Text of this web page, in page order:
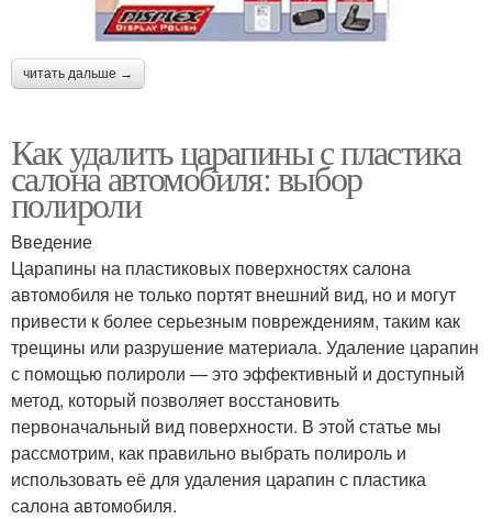
читать дальше →
Как удалить царапины с пластика
салона автомобиля: выбор
полироли
Введение
Царапины на пластиковых поверхностях салона
автомобиля не только портят внешний вид, но и могут
привести к более серьезным повреждениям, таким как
трещины или разрушение материала. Удаление царапин
с помощью полироли — это эффективный и доступный
метод, который позволяет восстановить
первоначальный вид поверхности. В этой статье мы
рассмотрим, как правильно выбрать полироль и
использовать её для удаления царапин с пластика
салона автомобиля.